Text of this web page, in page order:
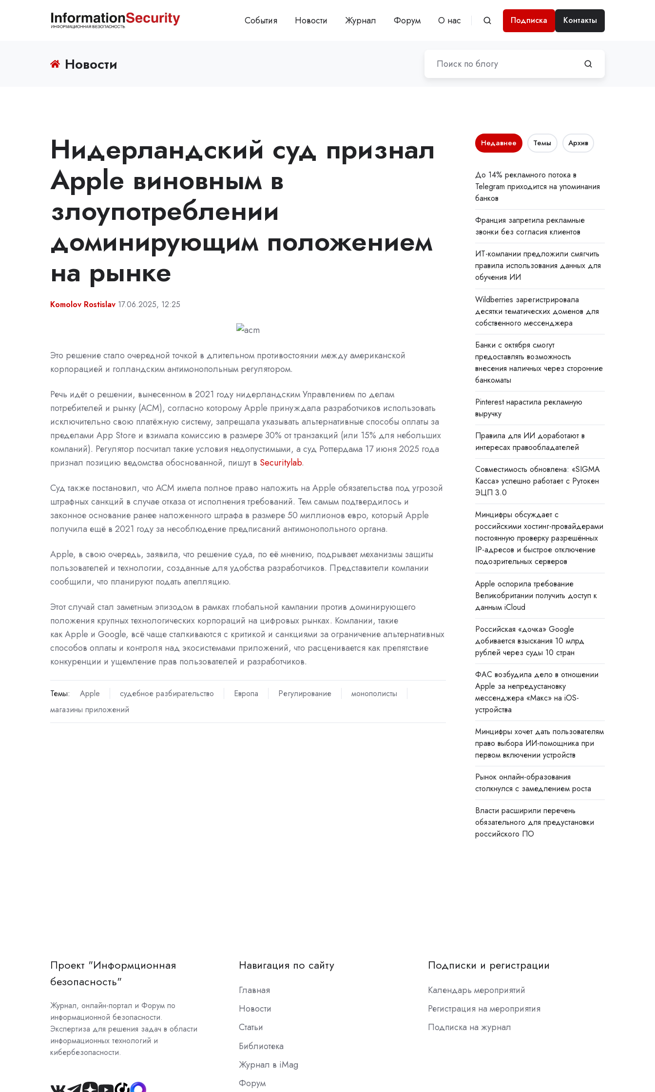
События Новости Журнал Форум О нас Подписка Контакты
Новости
Нидерландский суд признал
Apple виновным в
злоупотреблении
доминирующим положением
на рынке
Komolov Rostislav 17.06.2025, 12:25
Это решение стало очередной точкой в длительном противостоянии между американской
корпорацией и голландским антимонопольным регулятором.
Речь идёт о решении, вынесенном в 2021 году нидерландским Управлением по делам
потребителей и рынку (ACM), согласно которому Apple принуждала разработчиков использовать
исключительно свою платёжную систему, запрещала указывать альтернативные способы оплаты за
пределами App Store и взимала комиссию в размере 30% от транзакций (или 15% для небольших
компаний). Регулятор посчитал такие условия недопустимыми, а суд Роттердама 17 июня 2025 года
признал позицию ведомства обоснованной, пишут в Securitylab.
Суд также постановил, что ACM имела полное право наложить на Apple обязательства под угрозой
штрафных санкций в случае отказа от исполнения требований. Тем самым подтвердилось и
законное основание ранее наложенного штрафа в размере 50 миллионов евро, который Apple
получила ещё в 2021 году за несоблюдение предписаний антимонопольного органа.
Apple, в свою очередь, заявила, что решение суда, по её мнению, подрывает механизмы защиты
пользователей и технологии, созданные для удобства разработчиков. Представители компании
сообщили, что планируют подать апелляцию.
Этот случай стал заметным эпизодом в рамках глобальной кампании против доминирующего
положения крупных технологических корпораций на цифровых рынках. Компании, такие
какApple и Google, всё чащесталкиваются с критикой и санкциями за ограничение альтернативных
способов оплаты и контроля над экосистемами приложений, что расценивается как препятствие
конкуренции и ущемление прав пользователей и разработчиков.
Темы: Apple судебное разбирательство Европа Регулирование
монополисты
магазины приложений
Недавнее Темы Архив
До 14% рекламного потока в
Telegram приходится на упоминания
банков
Франция запретила рекламные
звонки без согласия клиентов
ИТ-компании предложили смягчить
правила использования данных для
обучения ИИ
Wildberries зарегистрировала
десятки тематических доменов для
собственного мессенджера
Банки с октября смогут
предоставлять возможность
внесения наличных через сторонние
банкоматы
Pinterest нарастила рекламную
выручку
Правила для ИИ доработают в
интересах правообладателей
Совместимость обновлена: «SIGMA
Касса» успешно работает с Рутокен
ЭЦП 3.0
Минцифры обсуждает с
российскими хостинг-провайдерами
постоянную проверку разрешённых
IP-адресов и быстрое отключение
подозрительных серверов
Apple оспорила требование
Великобритании получить доступ к
данным iCloud
Российская «дочка» Google
добивается взыскания 10 млрд
рублей через суды 10 стран
ФАС возбудила дело в отношении
Apple за непредустановку
мессенджера «Макс» на iOS-
устройства
Минцифры хочет дать пользователям
право выбора ИИ-помощника при
первом включении устройств
Рынок онлайн-образования
столкнулся с замедлением роста
Власти расширили перечень
обязательного для предустановки
российского ПО
Проект "Информционная
безопасность"
Журнал, онлайн-портал и Форум по
информационной безопасности.
Экспертиза для решения задач в области
информационных технологий и
кибербезопасности.
Навигация по сайту
Главная
Новости
Статьи
Библиотека
Журнал в iMag
Форум
Подписки и регистрации
Календарь мероприятий
Регистрация на мероприятия
Подписка на журнал